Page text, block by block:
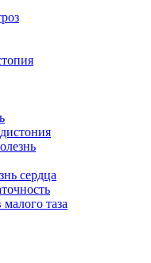
сердца
таза